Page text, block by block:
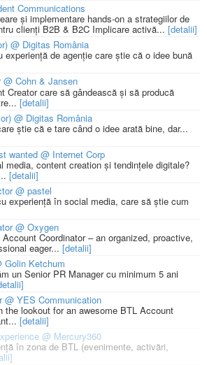
Communications
și implementare hands-on a strategiilor de
clienți B2B & B2C Implicare activă... [detalii]
@ Digitas România
experiență de agenție care știe că o idee bună
@ Cohn & Jansen
Creator care să gândească și să producă
[detalii]
@ Digitas România
știe că e tare când o idee arată bine, dar...
wanted @ Internet Corp
media, content creation și tendințele digitale?
[detalii]
@ pastel
experiență în social media, care să știe cum
@ Oxygen
Account Coordinator – an organized, proactive,
eager... [detalii]
Golin Ketchum
un Senior PR Manager cu minimum 5 ani
@ YES Communication
the lookout for an awesome BTL Account
[detalii]
@ Mercury360
în zona de BTL (evenimente, activări,